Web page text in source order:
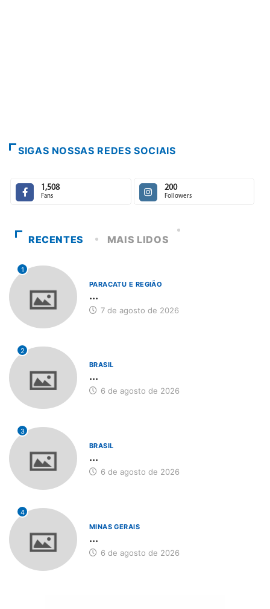
SIGAS NOSSAS REDES SOCIAIS
1,508
Fans
200
Followers
RECENTES MAIS LIDOS
1
PARACATU E REGIÃO
...
7 de agosto de 2026
2
BRASIL
...
6 de agosto de 2026
3
BRASIL
...
6 de agosto de 2026
4
MINAS GERAIS
...
6 de agosto de 2026